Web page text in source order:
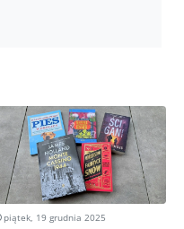
piątek, 19 grudnia 2025